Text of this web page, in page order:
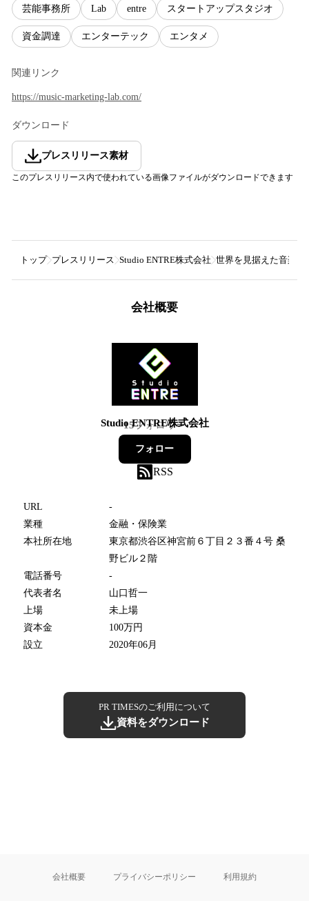
芸能事務所 Lab entre スタートアップスタジオ
資金調達 エンターテック エンタメ
関連リンク
https://music-marketing-lab.com/
ダウンロード
プレスリリース素材
このプレスリリース内で使われている画像ファイルがダウンロードできます
トップ プレスリリース Studio ENTRE株式会社 世界を見据えた音楽
会社概要
Studio ENTRE株式会社
15フォロワー
フォロー
RSS
URL
-
業種
金融・保険業
本社所在地
東京都渋谷区神宮前６丁目２３番４号 桑
野ビル２階
電話番号
-
代表者名
山口哲一
上場
未上場
資本金
100万円
設立
2020年06月
PR TIMESのご利用について
資料をダウンロード
会社概要 プライバシーポリシー 利用規約